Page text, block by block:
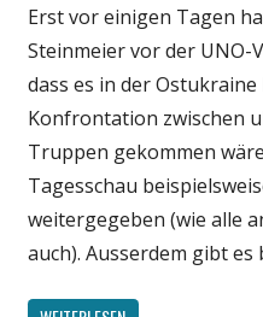
Politik
Erst vor einigen Tagen
Steinmeier vor der UNO-
dass es in der
Konfrontation zwischen
Truppen gekommen
Tagesschau
weitergegeben (wie alle
auch). Ausserdem gibt es